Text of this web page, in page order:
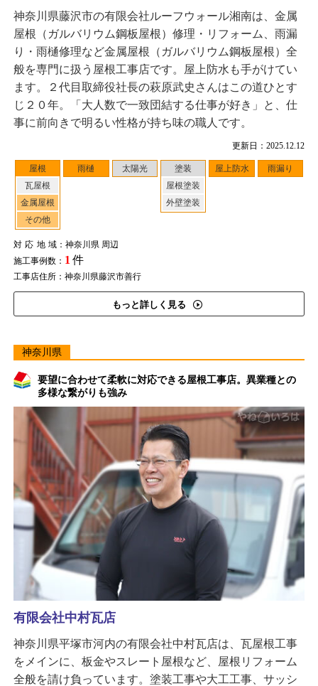
更新日：2025.12.12
屋根
瓦屋根
金属屋根
その他
雨樋 太陽光
塗装
屋根塗装
外壁塗装
屋上防水 雨漏り
対応地域：神奈川県 周辺
施工事例数： 1 件
工事店住所：神奈川県藤沢市善行
もっと詳しく見る
神奈川県藤沢市の有限会社ルーフウォール湘南は、金属
屋根（ガルバリウム鋼板屋根）修理・リフォーム、雨漏
り・雨樋修理など金属屋根（ガルバリウム鋼板屋根）全
般を専門に扱う屋根工事店です。屋上防水も手がけてい
ます。２代目取締役社長の萩原武史さんはこの道ひとす
じ２０年。「大人数で一致団結する仕事が好き」と、仕
事に前向きで明るい性格が持ち味の職人です。
神奈川県
要望に合わせて柔軟に対応できる屋根工事店。異業種との
多様な繋がりも強み
有限会社中村瓦店
神奈川県平塚市河内の有限会社中村瓦店は、瓦屋根工事
をメインに、板金やスレート屋根など、屋根リフォーム
全般を請け負っています。塗装工事や大工工事、サッシ